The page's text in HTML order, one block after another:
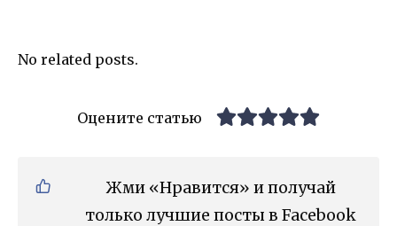
No related posts.
Оцените статью
Жми «Нравится» и получай
только лучшие посты в Facebook